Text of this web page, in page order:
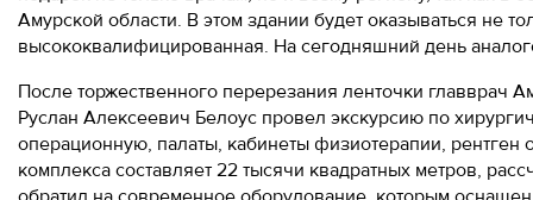
Амурской области. В этом здании будет оказываться не
высококвалифицированная. На сегодняшний день
После торжественного перерезания ленточки главврач
Руслан Алексеевич Белоус провел экскурсию по
операционную, палаты, кабинеты физиотерапии,
комплекса составляет 22 тысячи квадратных метров,